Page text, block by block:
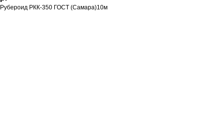
Рубероид РКК-350 ГОСТ (Самара)10м